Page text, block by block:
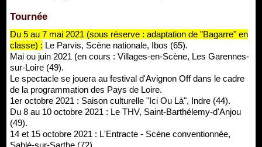
Tournée
Du 5 au 7 mai 2021 (sous réserve : adaptation de "Bagarre" en
classe) : Le Parvis, Scène nationale, Ibos (65).
Mai ou juin 2021 (en cours : Villages-en-Scène, Les Garennes-
sur-Loire (49).
Le spectacle se jouera au festival d'Avignon Off dans le cadre
de la programmation des Pays de Loire.
1er octobre 2021 : Saison culturelle "Ici Ou Là", Indre (44).
Du 8 au 10 octobre 2021 : Le THV, Saint-Barthélemy-d'Anjou
(49).
14 et 15 octobre 2021 : L'Entracte - Scène conventionnée,